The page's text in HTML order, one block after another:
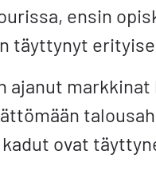
ensin
täyttynyt
ajanut markkinat
ovat